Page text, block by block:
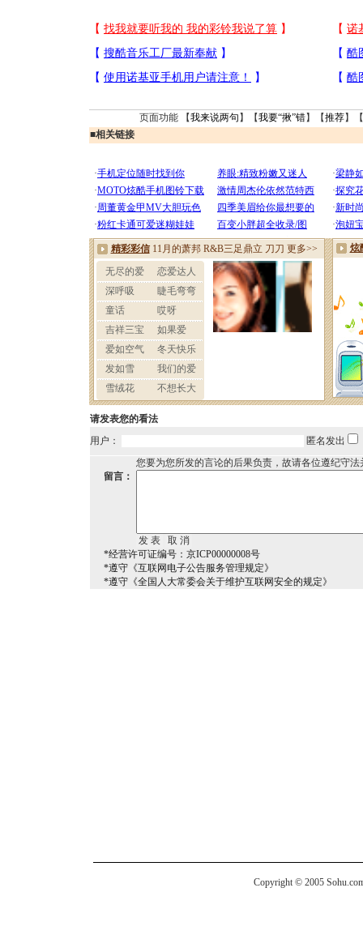
页面功能 【我来说两句 】【我要“揪”错】【推荐】
■相关链接
请发表您的看法
用户：
匿名发出
您要为您所发的言论的后果负责，故请各位遵纪守
留言：
*经营许可证编号：京ICP00000008号
*遵守《互联网电子公告服务管理规定》
*遵守《全国人大常委会关于维护互联网安全的规定》
Copyright © 2005